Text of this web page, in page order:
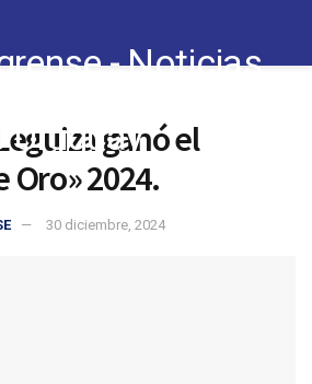
ganó el
Oro» 2024.
30 diciembre, 2024